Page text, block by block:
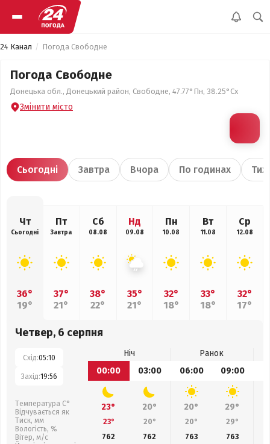
24 Канал Погода Свободне
Погода Свободне
Донецька обл., Донецький район, Свободне, 47.77°Пн, 38.25°Сх
Змінити місто
Сьогодні Завтра Вчора По годинах
Чт
Сьогодні
36°
19°
Пт
Завтра
37°
21°
Сб
08.08
38°
22°
Нд
09.08
35°
21°
Пн
10.08
32°
18°
Вт
11.08
33°
18°
Ср
12.08
32°
17°
Четвер, 6 серпня
Схід:05:10
Захід:19:56
Температура С°
Відчувається як
Тиск, мм
Вологість, %
Вітер, м/с
Ніч
Ранок
00:00
03:00 06:00 09:00
23° 20° 20° 29°
23° 20° 20° 29°
762
762 763 763